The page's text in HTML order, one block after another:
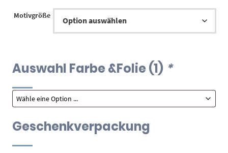
9,00 €
Motivgröße
Auswahl Farbe &Folie (1) *
Geschenkverpackung